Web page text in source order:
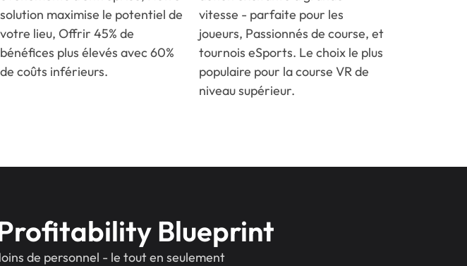
solution maximise le potentiel de
votre lieu, Offrir 45% de
bénéfices plus élevés avec 60%
de coûts inférieurs.
vitesse - parfaite pour les
joueurs, Passionnés de course, et
tournois eSports. Le choix le plus
populaire pour la course VR de
niveau supérieur.
Blueprint
de personnel - le tout en seulement